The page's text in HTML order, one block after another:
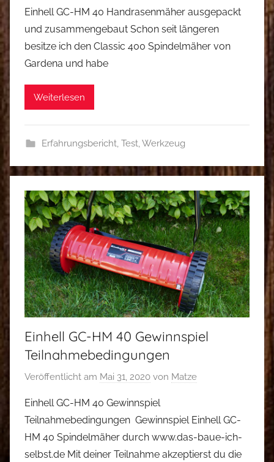
Einhell GC-HM 40 Handrasenmäher ausgepackt
und zusammengebaut Schon seit längeren
besitze ich den Classic 400 Spindelmäher von
Gardena und habe
Weiterlesen
Erfahrungsbericht, Test,Werkzeug
Einhell GC-HM 40 Gewinnspiel
Teilnahmebedingungen
Veröffentlicht am Mai 31, 2020 von Matze
Einhell GC-HM 40 Gewinnspiel
Teilnahmebedingungen Gewinnspiel Einhell GC-
HM 40 Spindelmäher durch www.das-baue-ich-
selbst.de Mit deiner Teilnahme akzeptierst du die